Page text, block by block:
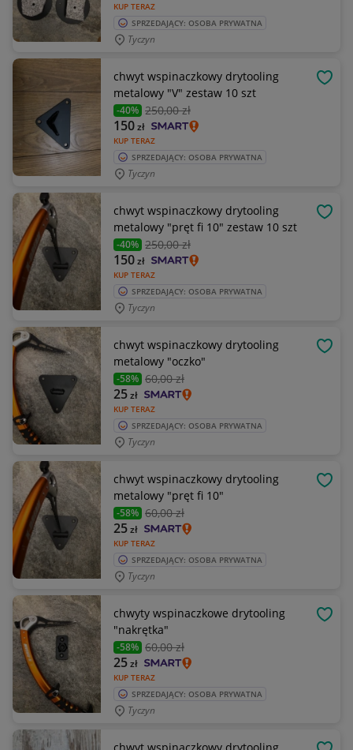
KUP TERAZ
SPRZEDAJĄCY: OSOBA PRYWATNA
Tyczyn
chwyt wspinaczkowy drytooling
metalowy "V" zestaw 10 szt
-40% 250,00 zł
KUP TERAZ
150zł
SPRZEDAJĄCY: OSOBA PRYWATNA
Tyczyn
chwyt wspinaczkowy drytooling
metalowy "pręt fi 10" zestaw 10 szt
-40% 250,00 zł
KUP TERAZ
150zł
SPRZEDAJĄCY: OSOBA PRYWATNA
Tyczyn
chwyt wspinaczkowy drytooling
metalowy "oczko"
-58% 60,00 zł
KUP TERAZ
25zł
SPRZEDAJĄCY: OSOBA PRYWATNA
Tyczyn
chwyt wspinaczkowy drytooling
metalowy "pręt fi 10"
-58% 60,00 zł
KUP TERAZ
25zł
SPRZEDAJĄCY: OSOBA PRYWATNA
Tyczyn
chwyty wspinaczkowe drytooling
"nakrętka"
-58% 60,00 zł
KUP TERAZ
25zł
SPRZEDAJĄCY: OSOBA PRYWATNA
Tyczyn